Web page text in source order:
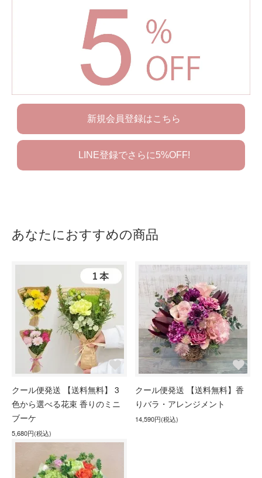
新規会員登録はこちら
LINE登録でさらに5%OFF!
あなたにおすすめの商品
クール便発送 【送料無料】 3
色から選べる花束 香りのミニ
ブーケ
5,680円(税込)
クール便発送 【送料無料】香
りバラ・アレンジメント
14,590円(税込)